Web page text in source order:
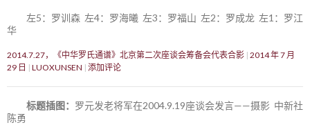
左5：罗训森 左4：罗海曦 左3：罗福山 左2：罗成龙 左1：罗江
华
2014.7.27，《中华罗氏通谱》北京第二次座谈会筹备会代表合影 2014 年 7 月
29 日
LUOXUNSEN 添加评论
标题插图： 罗元发老将军在2004.9.19座谈会发言——摄影 中新社
陈勇